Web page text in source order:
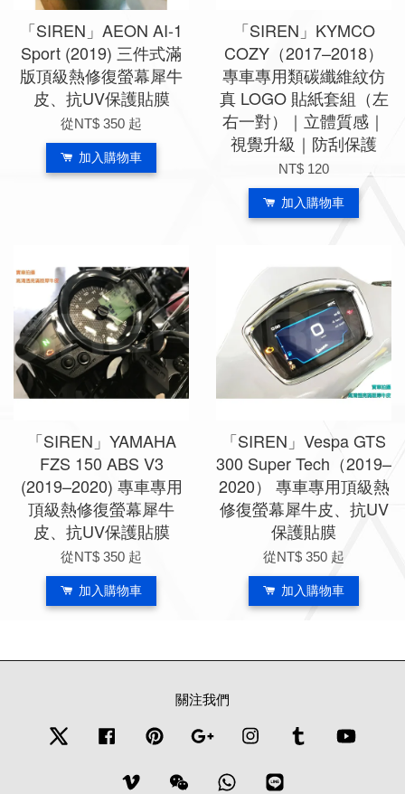
「SIREN」AEON AI-1
Sport (2019) 三件式滿
版頂級熱修復螢幕犀牛
皮、抗UV保護貼膜
從NT$ 350 起
加入購物車
「SIREN」KYMCO
COZY（2017–2018）
專車專用類碳纖維紋仿
真 LOGO 貼紙套組（左
右一對）｜立體質感｜
視覺升級｜防刮保護
NT$ 120
加入購物車
「SIREN」YAMAHA
FZS 150 ABS V3
(2019–2020) 專車專用
頂級熱修復螢幕犀牛
皮、抗UV保護貼膜
從NT$ 350 起
加入購物車
「SIREN」Vespa GTS
300 Super Tech（2019–
2020） 專車專用頂級熱
修復螢幕犀牛皮、抗UV
保護貼膜
從NT$ 350 起
加入購物車
關注我們
Twitter Facebook Pinterest Google Instagram Tumblr
Vimeo Wechat Whatsapp